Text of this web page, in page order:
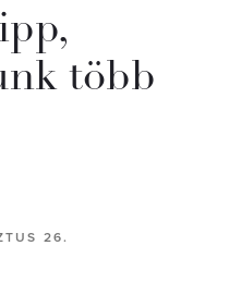
több
26.